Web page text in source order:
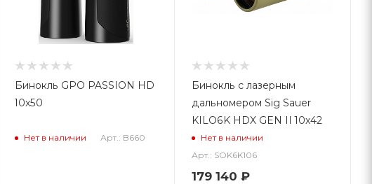
Бинокль GPO PASSION HD
10x50
Нет в наличии Арт.: B660
Бинокль с лазерным
дальномером Sig Sauer
KILO6K HDX GEN II 10x42
Нет в наличии
Арт.: SOK6K106
179 140 ₽